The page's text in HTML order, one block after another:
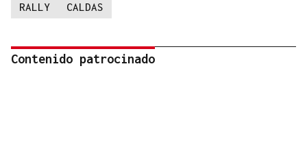
RALLY CALDAS
Contenido patrocinado